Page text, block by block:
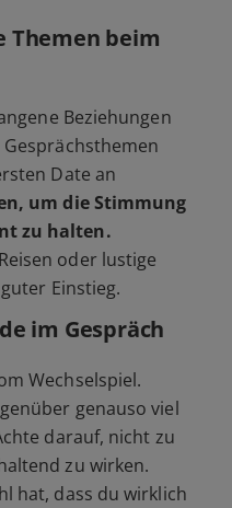
Themen beim
Beziehungen
Date an
um die Stimmung
zu halten.
oder lustige
Einstieg.
im Gespräch
Wechselspiel.
genauso viel
darauf, nicht zu
zu wirken.
hat, dass du wirklich